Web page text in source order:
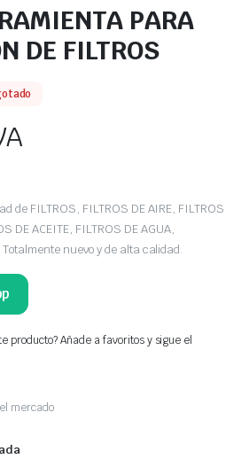
PARA
DE FILTROS
de FILTROS, FILTROS DE AIRE, FILTROS
DE ACEITE, FILTROS DE AGUA,
Totalmente nuevo y de alta calidad.
producto? Añade a favoritos y sigue el
mercado